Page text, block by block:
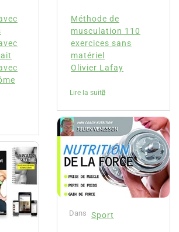
Méthode de
musculation 110
exercices sans
matériel
Olivier Lafay
Lire la suite
Dans Sport